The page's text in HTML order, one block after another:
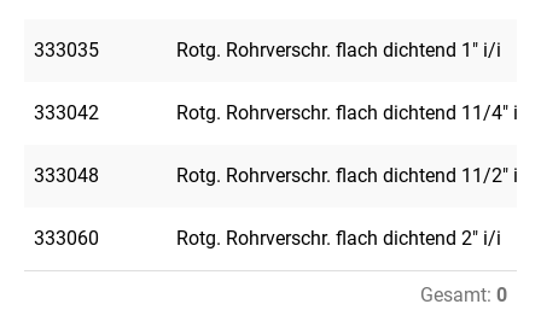
333035 Rotg. Rohrverschr. flach dichtend 1" i/i
333042 Rotg. Rohrverschr. flach dichtend 11/4" i/i
333048 Rotg. Rohrverschr. flach dichtend 11/2" i/i
333060 Rotg. Rohrverschr. flach dichtend 2" i/i
Gesamt: 0